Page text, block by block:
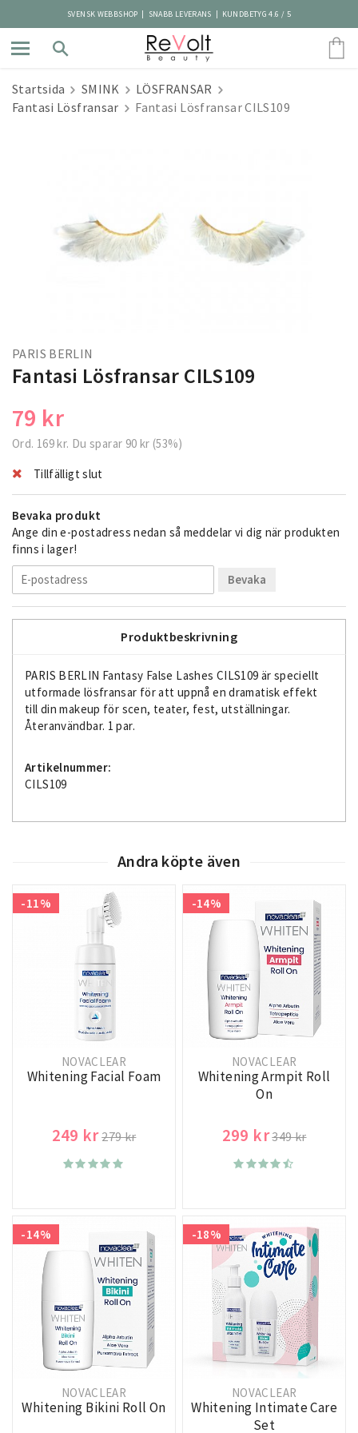
SVENSK WEBBSHOP | SNABB LEVERANS | KUNDBETYG 4.6 / 5
Startsida SMINK
LÖSFRANSAR
Fantasi Lösfransar
Fantasi Lösfransar CILS109
PARIS BERLIN
Fantasi Lösfransar CILS109
79 kr
Ord. 169 kr. Du sparar 90 kr (53%)
Tillfälligt slut
Bevaka produkt
Ange din e-postadress nedan så meddelar vi dig när produkten
finns i lager!
Bevaka
Produktbeskrivning
PARIS BERLIN Fantasy False Lashes CILS109 är speciellt
utformade lösfransar för att uppnå en dramatisk effekt
till din makeup för scen, teater, fest, utställningar.
Återanvändbar. 1 par.
Artikelnummer:
CILS109
Andra köpte även
-11%
NOVACLEAR
Whitening Facial Foam
249 kr279 kr
-14%
NOVACLEAR
Whitening Armpit Roll
On
299 kr349 kr
-14%
NOVACLEAR
Whitening Bikini Roll On
-18%
NOVACLEAR
Whitening Intimate Care
Set